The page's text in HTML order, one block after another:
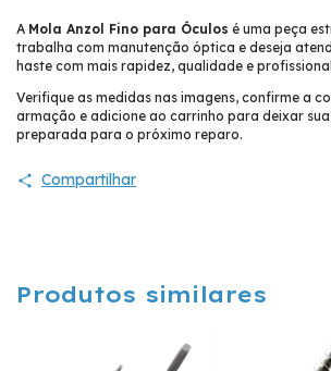
A Mola Anzol Fino para Óculos é uma peça
trabalha com manutenção óptica e deseja
haste com mais rapidez, qualidade e
Verifique as medidas nas imagens, confirme a
armação e adicione ao carrinho para deixar
preparada para o próximo reparo.
Compartilhar
Produtos similares